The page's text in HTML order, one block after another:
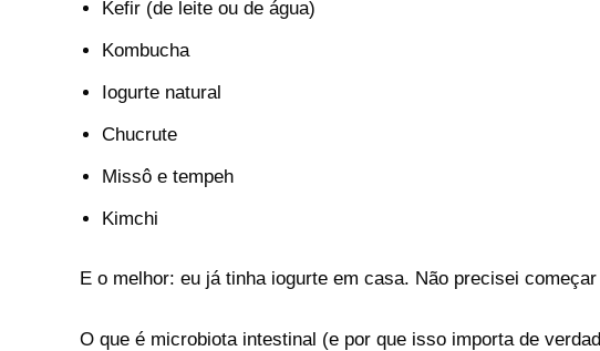
Kefir (de leite ou de água)
Kombucha
Iogurte natural
Chucrute
Missô e tempeh
Kimchi
E o melhor: eu já tinha iogurte em casa. Não precisei
O que é microbiota intestinal (e por que isso importa de